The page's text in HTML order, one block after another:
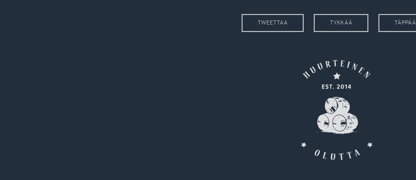
TWEETTAA TYKKÄÄ TÄPPÄÄ